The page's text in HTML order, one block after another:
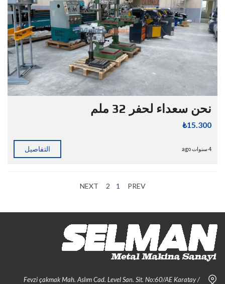
نحن سعداء لحفر 32 ملم
₺15.300
4 سنوات ago التفاصيل
PREV
1
2
NEXT
Fevzi çakmak Mah. Aslım Cad. Level San. Sit. No:60/AE Karatay /